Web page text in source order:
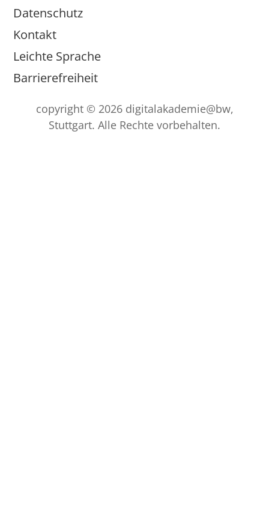
Datenschutz
Kontakt
Leichte Sprache
Barrierefreiheit
copyright © 2026 digitalakademie@bw,
Stuttgart. Alle Rechte vorbehalten.